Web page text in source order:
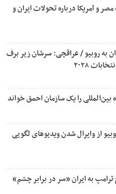
و آمریکا درباره تحولات ایران و
به روبیو / عراقچی: سرشان زیر برف
۲۰۲۸
بین‌المللی را یک سازمان احمق خواند
از وایرال شدن ویدیوهای لگویی
ترامپ به ایران «سر در برابر چشم»